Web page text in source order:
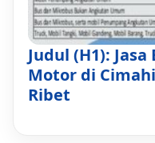
Judul (H1):
Motor di
Ribet